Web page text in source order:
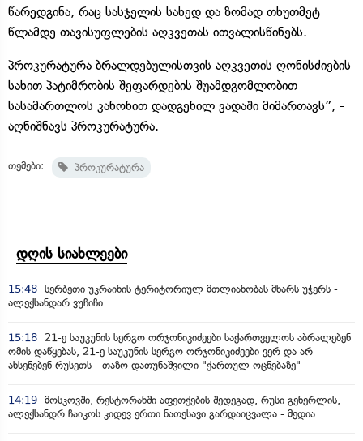
წარედგინა, რაც სასჯელის სახედ და ზომად თხუთმეტ
წლამდე თავისუფლების აღკვეთას ითვალისწინებს.
პროკურატურა ბრალდებულისთვის აღკვეთის ღონისძიების
სახით პატიმრობის შეფარდების შუამდგომლობით
სასამართლოს კანონით დადგენილ ვადაში მიმართავს”, -
აღნიშნავს პროკურატურა.
თემები: პროკურატურა
დღის სიახლეები
15:48 სერბეთი უკრაინის ტერიტორიულ მთლიანობას მხარს უჭერს -
ალექსანდარ ვუჩიჩი
15:18
21-ე საუკუნის სერგო ორჯონიკიძეები საქართველოს აბრალებენ
ომის დაწყებას, 21-ე საუკუნის სერგო ორჯონიკიძეები ვერ და არ
ახსენებენ რუსეთს - თაზო დათუნაშვილი "ქართულ ოცნებაზე"
14:19 მოსკოვში, რესტორანში აფეთქების შედეგად, რუსი გენერლის,
ალექსანდრ ჩაიკოს კიდევ ერთი ნათესავი გარდაიცვალა - მედია